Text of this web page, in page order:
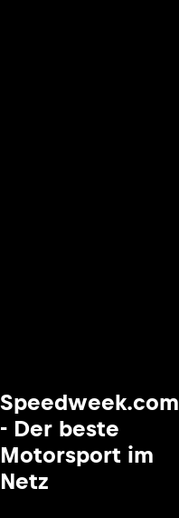
Speedweek.com
- Der beste
Motorsport im
Netz